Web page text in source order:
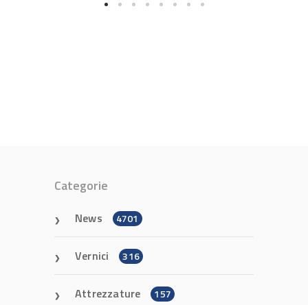
Categorie
News 4701
Vernici 316
Attrezzature 157